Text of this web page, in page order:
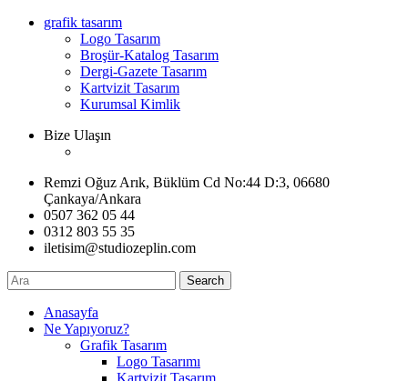
grafik tasarım
Logo Tasarım
Broşür-Katalog Tasarım
Dergi-Gazete Tasarım
Kartvizit Tasarım
Kurumsal Kimlik
Bize Ulaşın
Remzi Oğuz Arık, Büklüm Cd No:44 D:3, 06680
Çankaya/Ankara
0507 362 05 44
0312 803 55 35
iletisim@studiozeplin.com
Search
Anasayfa
Ne Yapıyoruz?
Grafik Tasarım
Logo Tasarımı
Kartvizit Tasarım